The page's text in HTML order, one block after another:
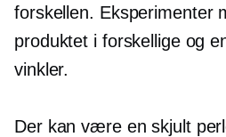
forskellen. Eksperimenter
produktet i forskellige og
vinkler.
Der kan være en skjult